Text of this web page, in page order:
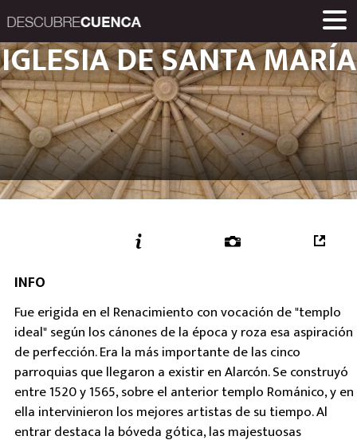
Descubre
HOME
ROUTES
PLACES AND VILLAGES
LINKS
MUSEUMS
Una iniciativa de
Diputación
IGLESIA DE SANTA MARÍA
INFO
Fue erigida en el Renacimiento con vocación de "templo
ideal" según los cánones de la época y roza esa aspiración
de perfección. Era la más importante de las cinco
parroquias que llegaron a existir en Alarcón. Se construyó
entre 1520 y 1565, sobre el anterior templo Románico, y en
ella intervinieron los mejores artistas de su tiempo. Al
entrar destaca la bóveda gótica, las majestuosas